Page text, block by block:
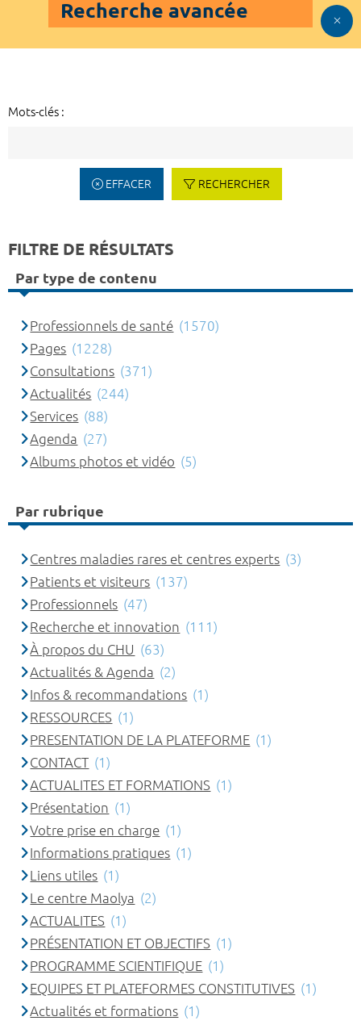
Recherche avancée
Mots-clés :
EFFACER RECHERCHER
FILTRE DE RÉSULTATS
Par type de contenu
Professionnels de santé (1570)
Pages (1228)
Consultations (371)
Actualités (244)
Services (88)
Agenda (27)
Albums photos et vidéo (5)
Par rubrique
Centres maladies rares et centres experts (3)
Patients et visiteurs (137)
Professionnels (47)
Recherche et innovation (111)
À propos du CHU (63)
Actualités & Agenda (2)
Infos & recommandations (1)
RESSOURCES (1)
PRESENTATION DE LA PLATEFORME (1)
CONTACT (1)
ACTUALITES ET FORMATIONS (1)
Présentation (1)
Votre prise en charge (1)
Informations pratiques (1)
Liens utiles (1)
Le centre Maolya (2)
ACTUALITES (1)
PRÉSENTATION ET OBJECTIFS (1)
PROGRAMME SCIENTIFIQUE (1)
EQUIPES ET PLATEFORMES CONSTITUTIVES (1)
Actualités et formations (1)